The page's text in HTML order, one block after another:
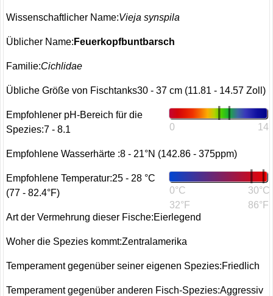
Wissenschaftlicher Name:Vieja synspila
Üblicher Name: Feuerkopfbuntbarsch
Familie:Cichlidae
Übliche Größe von Fischtanks30 - 37 cm (11.81 - 14.57 Zoll)
0 14
Empfohlener pH-Bereich für die
Spezies:7 - 8.1
Empfohlene Wasserhärte :8 - 21°N (142.86 - 375ppm)
0°C
32°F
30°C
86°F
Empfohlene Temperatur:25 - 28 °C
(77 - 82.4°F)
Art der Vermehrung dieser Fische:Eierlegend
Woher die Spezies kommt:Zentralamerika
Temperament gegenüber seiner eigenen Spezies:Friedlich
Temperament gegenüber anderen Fisch-Spezies:Aggressiv